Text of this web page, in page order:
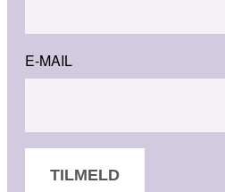
E-MAIL
TILMELD